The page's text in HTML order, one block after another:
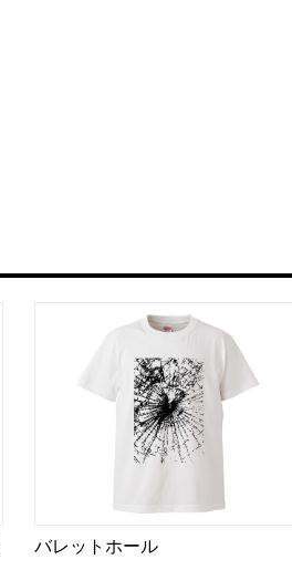
バレットホール